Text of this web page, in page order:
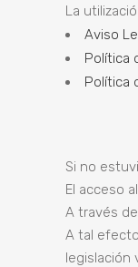
La
Aviso
Política
Política
Si no
El acceso
A través
A tal
legislación